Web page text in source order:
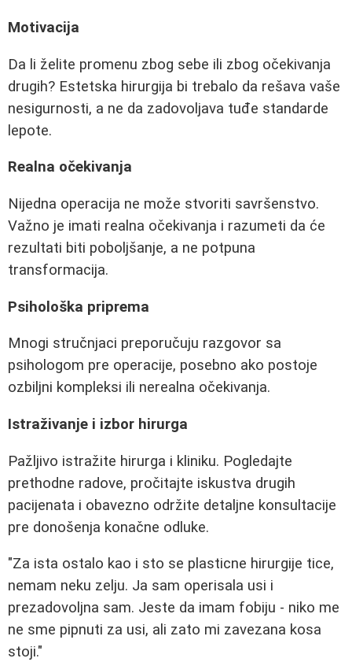
Motivacija
Da li želite promenu zbog sebe ili zbog očekivanja
drugih? Estetska hirurgija bi trebalo da rešava vaše
nesigurnosti, a ne da zadovoljava tuđe standarde
lepote.
Realna očekivanja
Nijedna operacija ne može stvoriti savršenstvo.
Važno je imati realna očekivanja i razumeti da će
rezultati biti poboljšanje, a ne potpuna
transformacija.
Psihološka priprema
Mnogi stručnjaci preporučuju razgovor sa
psihologom pre operacije, posebno ako postoje
ozbiljni kompleksi ili nerealna očekivanja.
Istraživanje i izbor hirurga
Pažljivo istražite hirurga i kliniku. Pogledajte
prethodne radove, pročitajte iskustva drugih
pacijenata i obavezno održite detaljne konsultacije
pre donošenja konačne odluke.
"Za ista ostalo kao i sto se plasticne hirurgije tice,
nemam neku zelju. Ja sam operisala usi i
prezadovoljna sam. Jeste da imam fobiju - niko me
ne sme pipnuti za usi, ali zato mi zavezana kosa
stoji."